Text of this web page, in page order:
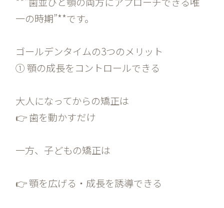
一の時期”**です。
ゴールデンタイムの3つのメリット
① 顎の成長をコントロールできる
大人になってからの矯正は
👉 歯を動かすだけ
一方、子どもの矯正は
👉 顎を広げる・成長を誘導できる